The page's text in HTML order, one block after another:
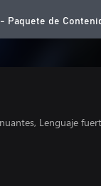
Paquete de
Lenguaje